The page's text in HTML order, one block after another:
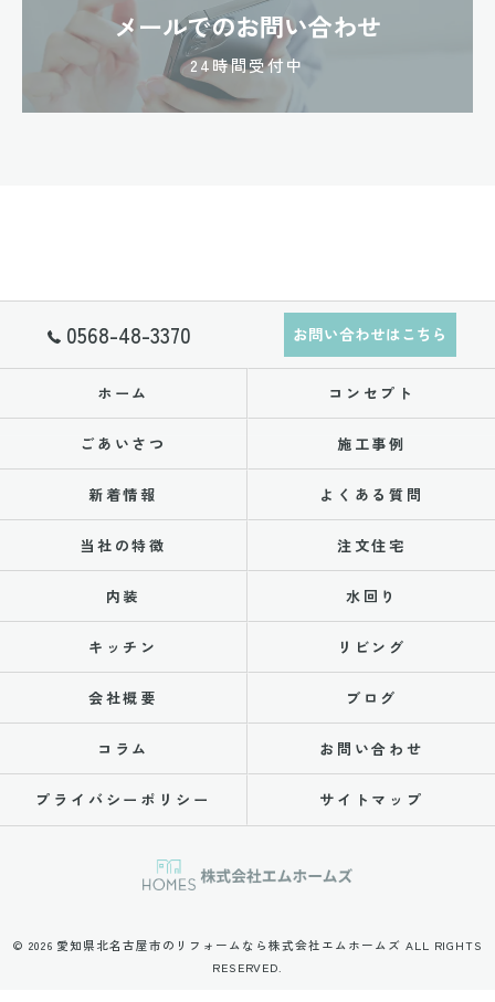
メールでのお問い合わせ
24時間受付中
0568-48-3370 お問い合わせはこちら
ホーム コンセプト
ごあいさつ 施工事例
新着情報 よくある質問
当社の特徴 注文住宅
内装 水回り
キッチン リビング
会社概要 ブログ
コラム お問い合わせ
プライバシーポリシー サイトマップ
© 2026 愛知県北名古屋市のリフォームなら株式会社エムホームズ ALL RIGHTS
RESERVED.